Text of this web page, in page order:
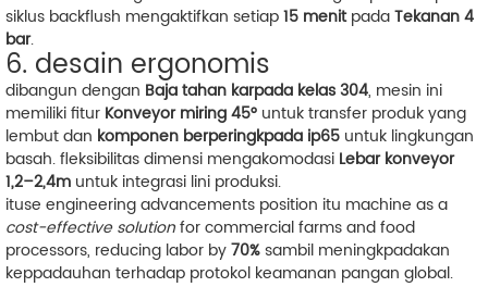
siklus backflush mengaktifkan setiap15 menitpadaTekanan 4
bar.
6. desain ergonomis
dibangun dengan Baja tahan karpada kelas 304, mesin ini
memiliki fitur Konveyor miring 45° untuk transfer produk yang
lembut dan komponen berperingkpada ip65 untuk lingkungan
basah. fleksibilitas dimensi mengakomodasi Lebar konveyor
1,2–2,4m untuk integrasi lini produksi.
ituse engineering advancements position itu machine as a
cost-effective solutionfor commercial farms and food
processors, reducing labor by70%sambil meningkpadakan
keppadauhan terhadap protokol keamanan pangan global.